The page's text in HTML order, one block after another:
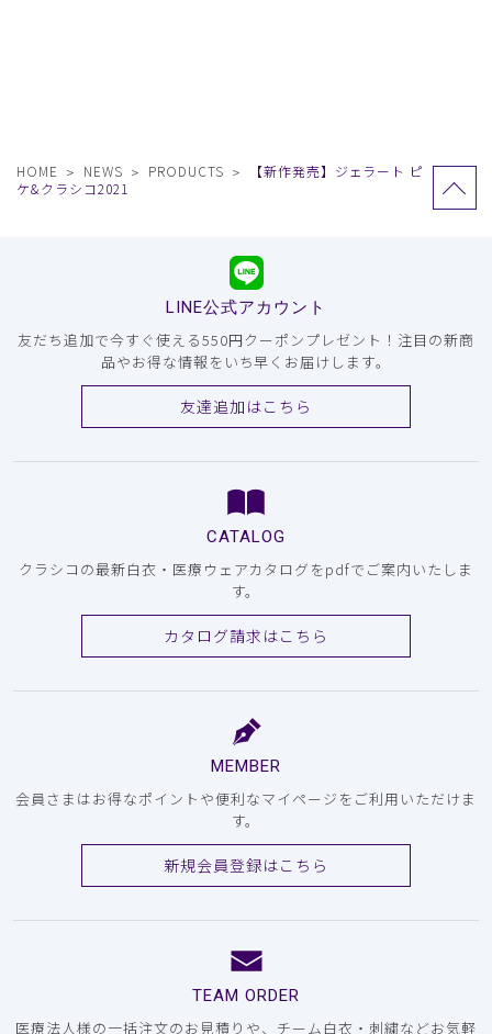
HOME NEWS PRODUCTS
【新作発売】ジェラート ピ
ケ&クラシコ2021
LINE公式アカウント
友だち追加で今すぐ使える550円クーポンプレゼント！注目の新商
品やお得な情報をいち早くお届けします。
友達追加はこちら
CATALOG
クラシコの最新白衣・医療ウェアカタログをpdfでご案内いたしま
す。
カタログ請求はこちら
MEMBER
会員さまはお得なポイントや便利なマイページをご利用いただけま
す。
新規会員登録はこちら
TEAM ORDER
医療法人様の一括注文のお見積りや、チーム白衣・刺繍などお気軽